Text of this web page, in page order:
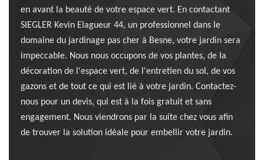
en avant la beauté de votre espace vert. En contactant
SIEGLER Kevin Elagueur 44, un professionnel dans le
domaine du jardinage pas cher à Besne, votre jardin sera
impeccable. Nous nous occupons de vos plantes, de la
décoration de l'espace vert, de l'entretien du sol, de vos
gazons et de tout ce qui est lié à votre jardin. Contactez-
nous pour un devis, qui est à la fois gratuit et sans
engagement. Nous viendrons par la suite chez vous afin
de trouver la solution idéale pour embellir votre jardin.